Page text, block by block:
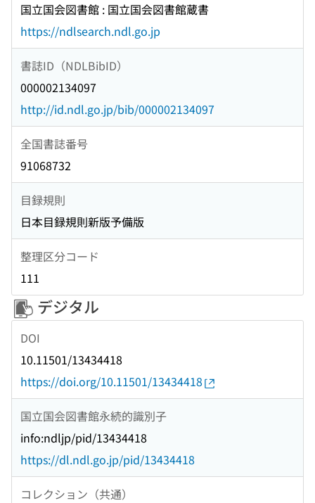
国立国会図書館 : 国立国会図書館蔵書
https://ndlsearch.ndl.go.jp
書誌ID（NDLBibID）
000002134097
http://id.ndl.go.jp/bib/000002134097
全国書誌番号
91068732
目録規則
日本目録規則新版予備版
整理区分コード
111
デジタル
DOI
10.11501/13434418
https://doi.org/10.11501/13434418
国立国会図書館永続的識別子
info:ndljp/pid/13434418
https://dl.ndl.go.jp/pid/13434418
コレクション（共通）